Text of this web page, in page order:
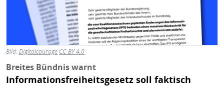
Bild:Digitalcourage CC-BY 4.0
Breites Bündnis warnt
Informationsfreiheitsgesetz soll faktisch